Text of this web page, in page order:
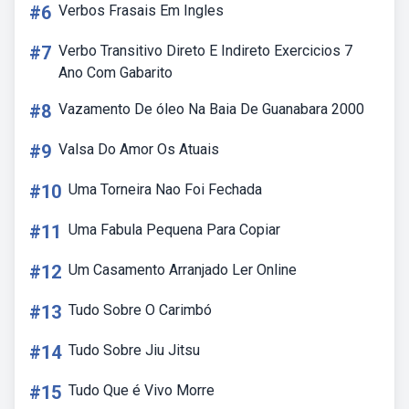
#6 Verbos Frasais Em Ingles
#7 Verbo Transitivo Direto E Indireto Exercicios 7
Ano Com Gabarito
#8 Vazamento De óleo Na Baia De Guanabara 2000
#9 Valsa Do Amor Os Atuais
#10 Uma Torneira Nao Foi Fechada
#11 Uma Fabula Pequena Para Copiar
#12 Um Casamento Arranjado Ler Online
#13 Tudo Sobre O Carimbó
#14 Tudo Sobre Jiu Jitsu
#15 Tudo Que é Vivo Morre